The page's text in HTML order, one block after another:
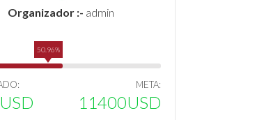
Organizador :- admin
50.96%
META:
11400USD